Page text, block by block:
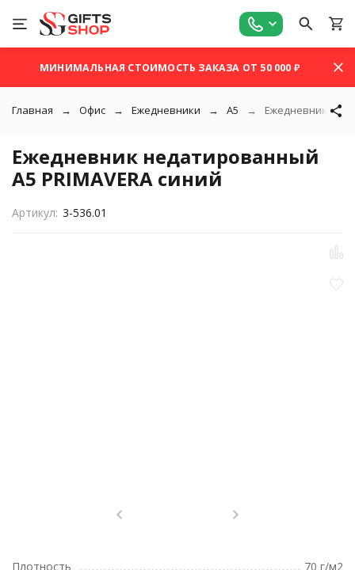
МИНИМАЛЬНАЯ СТОИМОСТЬ ЗАКАЗА ОТ 50 000 ₽
Главная Офис Ежедневники A5 Ежедневник
Ежедневник недатированный
А5 PRIMAVERA синий
Артикул: 3-536.01
Плотность
70 г/м2